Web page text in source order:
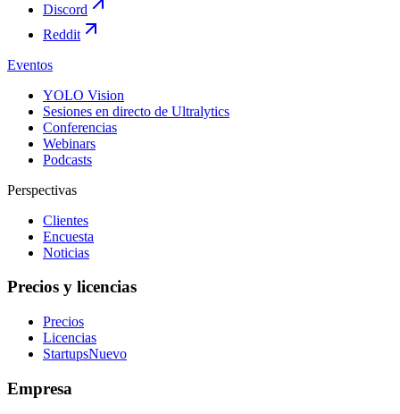
Discord
Reddit
Eventos
YOLO Vision
Sesiones en directo de Ultralytics
Conferencias
Webinars
Podcasts
Perspectivas
Clientes
Encuesta
Noticias
Precios y licencias
Precios
Licencias
StartupsNuevo
Empresa